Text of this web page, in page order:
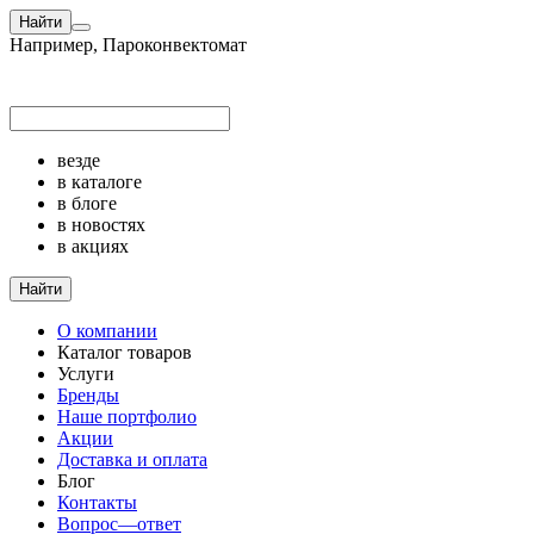
Найти
Например, Пароконвектомат
везде
в каталоге
в блоге
в новостях
в акциях
Найти
О компании
Каталог товаров
Услуги
Бренды
Наше портфолио
Акции
Доставка и оплата
Блог
Контакты
Вопрос—ответ